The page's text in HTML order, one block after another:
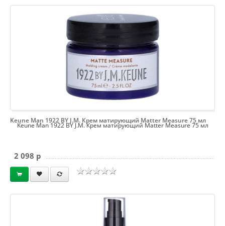
Keune Man 1922 BY J.M. Крем матирующий Matter Measure 75 мл
Keune Man 1922 BY J.M. Крем матирующий Matter Measure 75 мл
2 098 p